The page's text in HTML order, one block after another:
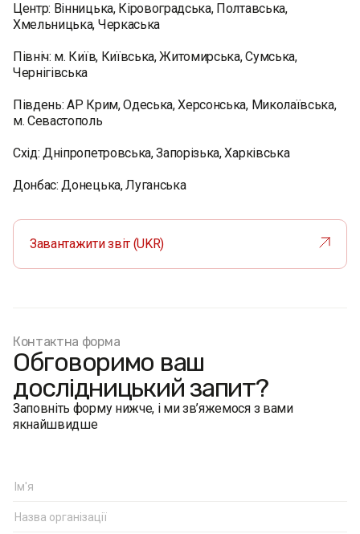
Центр: Вінницька, Кіровоградська, Полтавська,
Хмельницька, Черкаська
Північ: м. Київ, Київська, Житомирська, Сумська,
Чернігівська
Південь: АР Крим, Одеська, Херсонська, Миколаївська,
м. Севастополь
Схід: Дніпропетровська, Запорізька, Харківська
Донбас: Донецька, Луганська
Завантажити звіт (UKR)
Контактна форма
Обговоримо ваш
дослідницький запит?
Заповніть форму нижче, і ми зв’яжемося з вами
якнайшвидше